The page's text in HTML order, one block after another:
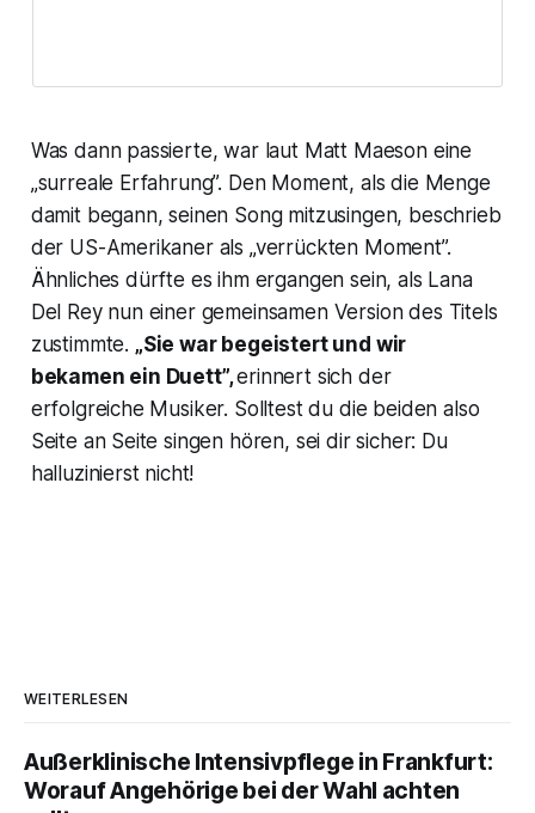
Was dann passierte, war laut Matt Maeson eine
„surreale Erfahrung”. Den Moment, als die Menge
damit begann, seinen Song mitzusingen, beschrieb
der US-Amerikaner als „verrückten Moment”.
Ähnliches dürfte es ihm ergangen sein, als Lana
Del Rey nun einer gemeinsamen Version des Titels
zustimmte. „Sie war begeistert und wir
bekamen ein Duett”,erinnert sich der
erfolgreiche Musiker. Solltest du die beiden also
Seite an Seite singen hören, sei dir sicher: Du
halluzinierst nicht!
WEITERLESEN
Außerklinische Intensivpflege in Frankfurt:
Worauf Angehörige bei der Wahl achten